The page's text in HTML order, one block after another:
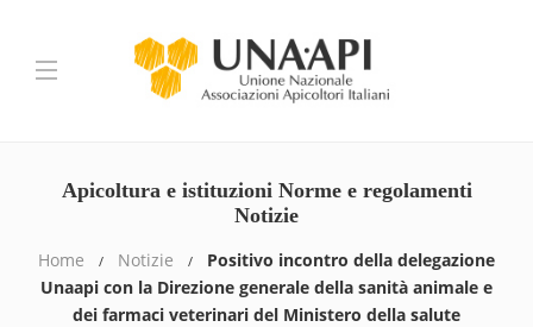
Apicoltura e istituzioni Norme e regolamenti
Notizie
Home Notizie
Positivo incontro della delegazione
Unaapi con la Direzione generale della sanità animale e
dei farmaci veterinari del Ministero della salute